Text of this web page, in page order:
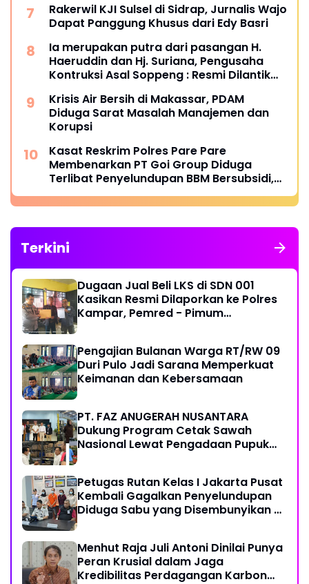
Rakerwil KJI Sulsel di Sidrap, Jurnalis Wajo
Dapat Panggung Khusus dari Edy Basri
Ia merupakan putra dari pasangan H.
Haeruddin dan Hj. Suriana, Pengusaha
Kontruksi Asal Soppeng : Resmi Dilantik
Krisis Air Bersih di Makassar, PDAM
Diduga Sarat Masalah Manajemen dan
Korupsi
Kasat Reskrim Polres Pare Pare
Membenarkan PT Goi Group Diduga
Terlibat Penyelundupan BBM Bersubsidi,
pare
Terkini
Dugaan Jual Beli LKS di SDN 001
Kasikan Resmi Dilaporkan ke Polres
Kampar, Pemred - Pimum
Pengajian Bulanan Warga RT/RW 09
Duri Pulo Jadi Sarana Memperkuat
Keimanan dan Kebersamaan
PT. FAZ ANUGERAH NUSANTARA
Dukung Program Cetak Sawah
Nasional Lewat Pengadaan Pupuk
Petugas Rutan Kelas I Jakarta Pusat
Kembali Gagalkan Penyelundupan
Diduga Sabu yang Disembunyikan di
Menhut Raja Juli Antoni Dinilai Punya
Peran Krusial dalam Jaga
Kredibilitas Perdagangan Karbon